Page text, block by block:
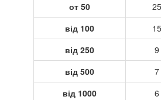
от 50
25
від 100
15
від 250
9
від 500
7
від 1000
6